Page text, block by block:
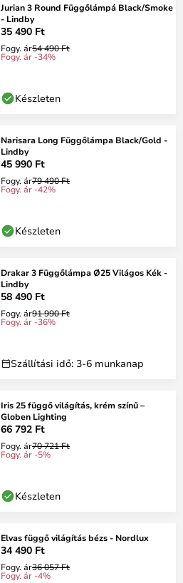
Jurian 3 Round Függőlámpá Black/Smoke
- Lindby
35 490 Ft
Fogy. ár54 490 Ft
Fogy. ár -34%
Készleten
Narisara Long Függőlámpa Black/Gold -
Lindby
45 990 Ft
Fogy. ár79 490 Ft
Fogy. ár -42%
Készleten
Drakar 3 Függőlámpa Ø25 Világos Kék -
Lindby
58 490 Ft
Fogy. ár91 990 Ft
Fogy. ár -36%
Szállítási idő: 3-6 munkanap
Iris 25 függő világítás, krém színű –
Globen Lighting
66 792 Ft
Fogy. ár70 721 Ft
Fogy. ár -5%
Készleten
Elvas függő világítás bézs - Nordlux
34 490 Ft
Fogy. ár36 057 Ft
Fogy. ár -4%